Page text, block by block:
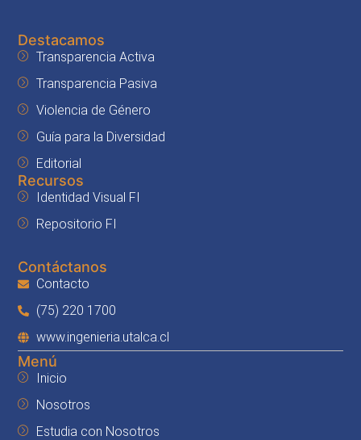
Destacamos
Transparencia Activa
Transparencia Pasiva
Violencia de Género
Guía para la Diversidad
Editorial
Recursos
Identidad Visual FI
Repositorio FI
Contáctanos
Contacto
(75) 220 1700
www.ingenieria.utalca.cl
Menú
Inicio
Nosotros
Estudia con Nosotros